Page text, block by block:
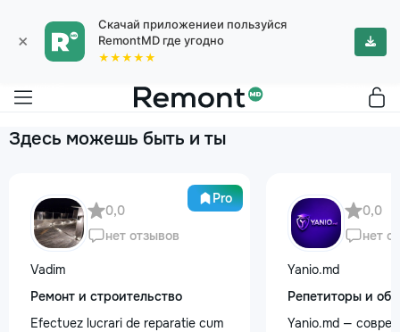
×
Скачай приложениеи пользуйся
RemontMD где угодно
★★★★★
Здесь можешь быть и ты
Pro
0,0
нет отзывов
Vadim
Ремонт и строительство
Efectuez lucrari de reparatie cum
0,0
нет
Yanio.md
Репетиторы и
Yanio.md —